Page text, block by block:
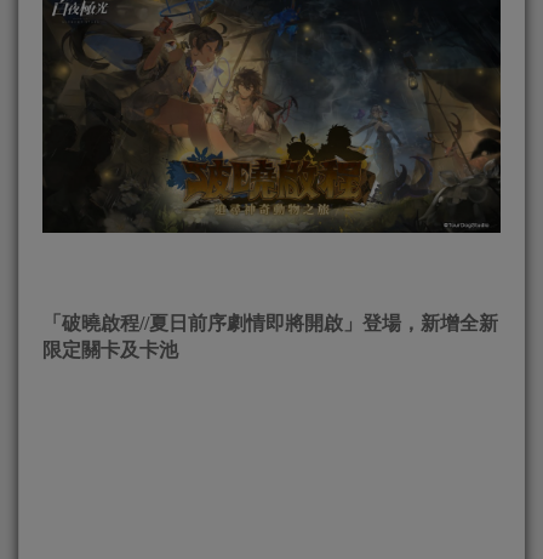
「破曉啟程//夏日前序劇情即將開啟」登場，新增全新
限定關卡及卡池